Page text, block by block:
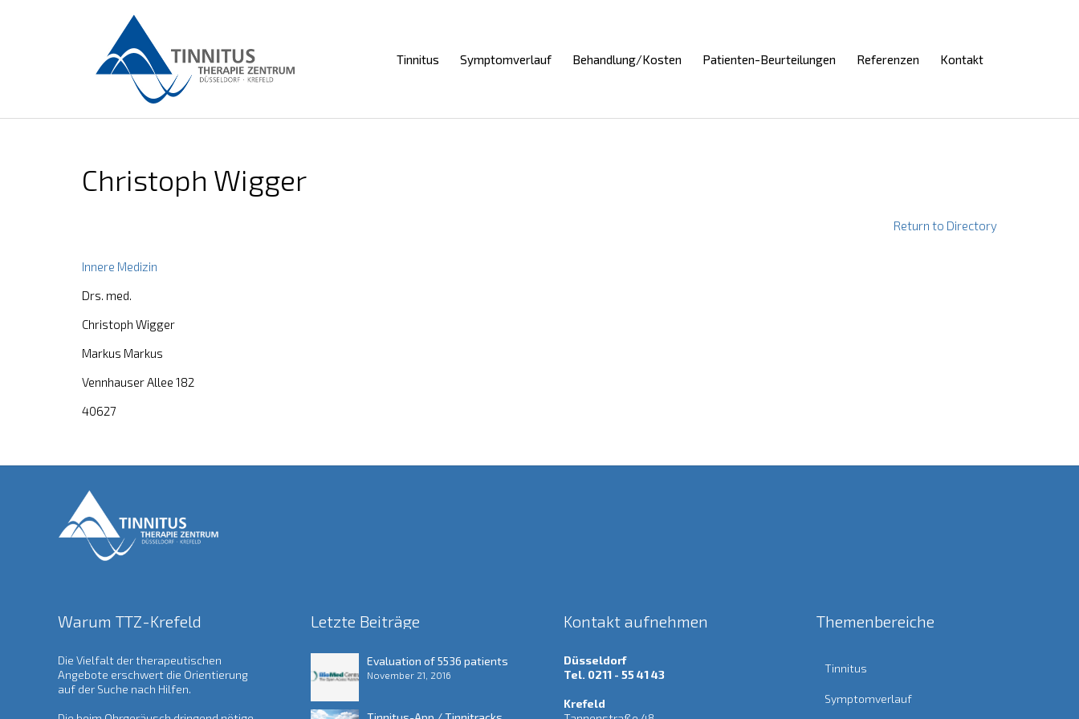
Tinnitus Symptomverlauf Behandlung/Kosten Patienten-Beurteilungen Referenzen Kontakt
Christoph Wigger
Return to Directory
Innere Medizin
Drs. med.
Christoph Wigger
Markus Markus
Vennhauser Allee 182
40627
Warum TTZ-Krefeld
Die Vielfalt der therapeutischen
Angebote erschwert die Orientierung
auf der Suche nach Hilfen.
Letzte Beiträge
Evaluation of 5536 patients
November 21, 2016
Kontakt aufnehmen
Düsseldorf
Tel. 0211 - 55 41 43
Krefeld
Themenbereiche
Tinnitus
Symptomverlauf